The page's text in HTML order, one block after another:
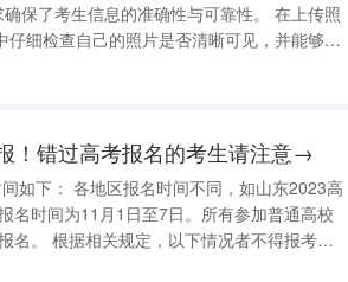
生信息的准确性与可靠性。 在上传照
仔细检查自己的照片是否清晰可见，并能够真
摄的照片或者模糊、虚化照片均不符合要
！错过高考报名的考生请注意→
名时间为11月1日至7日。所有参加普通高校
报考：
入学资格的学生； 2、高级中等教